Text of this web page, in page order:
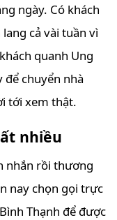
ngày. Có khách
cả vài tuần vì
quanh Ung
để chuyển nhà
tới xem thật.
nhiều
nhắn rồi thương
nay chọn gọi trực
Thạnh để được